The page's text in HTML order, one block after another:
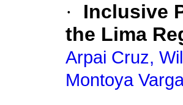
·
Inclusive
the Lima
Arpai Cruz,
Montoya